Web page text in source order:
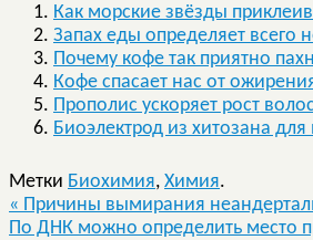
Как морские звёзды
Запах еды определяет всего
Почему кофе так приятно
Кофе спасает нас от
Прополис ускоряет рост волос
Биоэлектрод из хитозана
Метки Биохимия, Химия.
« Причины вымирания
По ДНК можно определить место